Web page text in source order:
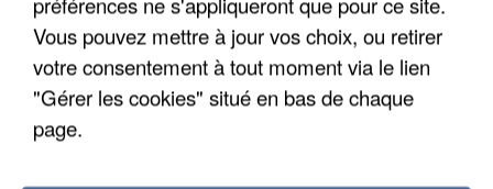
Vous pouvez mettre à jour vos choix, ou retirer
votre consentement à tout moment via le lien
"Gérer les cookies" situé en bas de chaque
page.